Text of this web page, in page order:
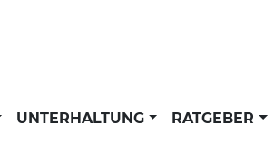
UNTERHALTUNG RATGEBER